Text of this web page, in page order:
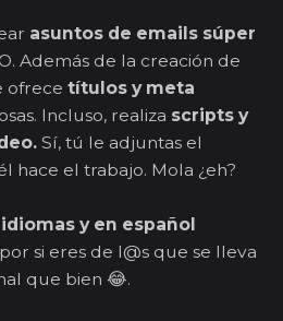
asuntos de emails súper
Además de la creación de
ofrece títulos y meta
Incluso, realiza scripts y
Sí, tú le adjuntas el
hace el trabajo. Mola ¿eh?
idiomas y en español
si eres de l@s que se lleva
que bien 😂.